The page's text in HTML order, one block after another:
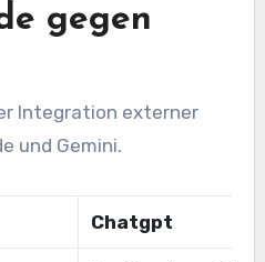
gegen
Integration externer
und Gemini.
Chatgpt